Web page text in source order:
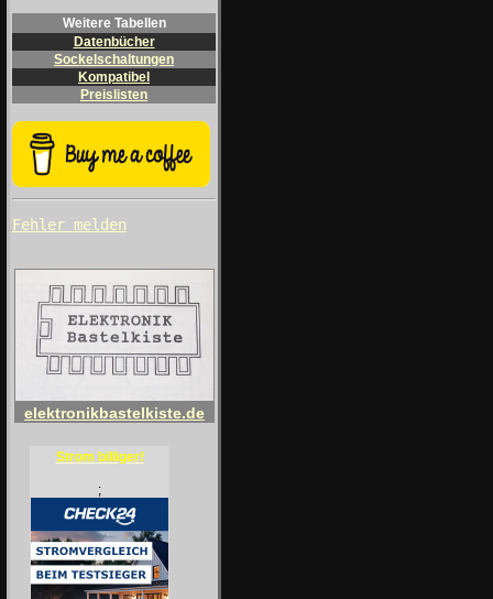
Weitere Tabellen
Datenbücher
Sockelschaltungen
Kompatibel
Preislisten
Fehler melden
elektronikbastelkiste.de
Strom billiger!
;